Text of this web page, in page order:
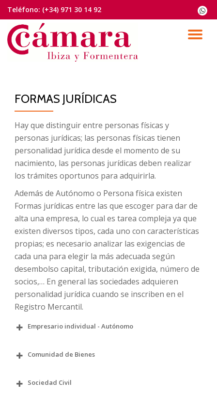
Saltar
contenido
Teléfono: (+34) 971 30 14 92
fa-
FORMAS JURÍDICAS
Hay que distinguir entre personas físicas y
personas jurídicas; las personas físicas tienen
personalidad jurídica desde el momento de su
nacimiento, las personas jurídicas deben realizar
los trámites oportunos para adquirirla.
Además de Autónomo o Persona física existen
Formas jurídicas entre las que escoger para dar de
alta una empresa, lo cual es tarea compleja ya que
existen diversos tipos, cada uno con características
propias; es necesario analizar las exigencias de
cada una para elegir la más adecuada según
desembolso capital, tributación exigida, número de
socios,… En general las sociedades adquieren
personalidad jurídica cuando se inscriben en el
Registro Mercantil.
Empresario individual - Autónomo
Comunidad de Bienes
Sociedad Civil